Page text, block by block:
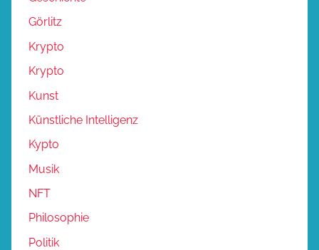
Görlitz
Krypto
Krypto
Kunst
Künstliche Intelligenz
Kypto
Musik
NFT
Philosophie
Politik